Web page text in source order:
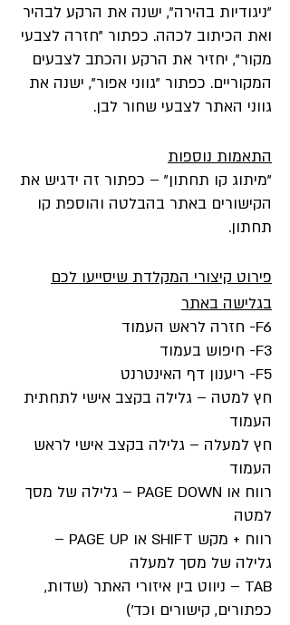
"ניגודיות בהירה", ישנה את הרקע לבהיר
ואת הכיתוב לכהה. כפתור "חזרה לצבעי
מקור", יחזיר את הרקע והכתב לצבעים
המקוריים. כפתור "גווני אפור", ישנה את
גווני האתר לצבעי שחור לבן.
התאמות נוספות
"מיתוג קו תחתון" – כפתור זה ידגיש את
הקישורים באתר בהבלטה והוספת קו
תחתון.
פירוט קיצורי המקלדת שיסייעו לכם
בגלישה באתר
F6- חזרה לראש העמוד
F3- חיפוש בעמוד
F5- ריענון דף האינטרנט
חץ למטה – גלילה בקצב אישי לתחתית
העמוד
חץ למעלה – גלילה בקצב אישי לראש
העמוד
רווח או PAGE DOWN – גלילה של מסך
למטה
רווח + מקש SHIFT או PAGE UP –
גלילה של מסך למעלה
TAB – ניווט בין איזורי האתר (שדות,
כפתורים, קישורים וכד')